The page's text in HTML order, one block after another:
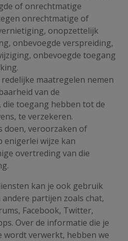
of onrechtmatige
onrechtmatige of
onopzettelijk
onbevoegde verspreiding,
onbevoegde toegang
maatregelen nemen
van de
toegang hebben tot de
te verzekeren.
doen, veroorzaken of
enigerlei wijze kan
overtreding van die
kan je ook gebruik
partijen zoals chat,
Facebook, Twitter,
Over de informatie die je
wordt verwerkt, hebben we